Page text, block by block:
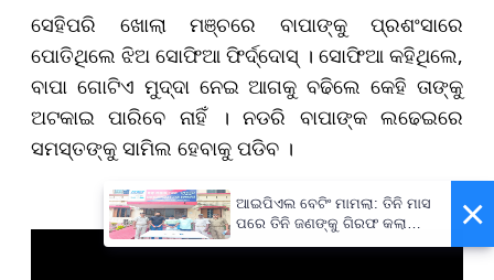
ସେହିପରି ଖୋଲା ମଞ୍ଚରେ ବାପାଙ୍କୁ ପ୍ରଶଂସାରେ
ପୋତିଥିଲେ ଝିଅ ସୋଫିଆ ଫିର୍ଦ୍ଦୋସ୍‌ । ସୋଫିଆ କହିଥିଲେ,
ବାପା ଗୋଟିଏ ମୁଦ୍ଦା ନେଇ ଆଗକୁ ବଢିଲେ କେହି ତାଙ୍କୁ
ଅଟକାଇ ପାରିବେ ନାହିଁ । ନଡରି ବାପାଙ୍କ ଲଢେଇରେ
ସମସ୍ତଙ୍କୁ ସାମିଲ ହେବାକୁ ପଡିବ ।
×
ଆଇପିଏଲ ବେଟିଂ ମାମଲା: ତିନି ମାସ
ପରେ ତିନି ଜଣଙ୍କୁ ଗିରଫ କଲା
ପୋଲିସ